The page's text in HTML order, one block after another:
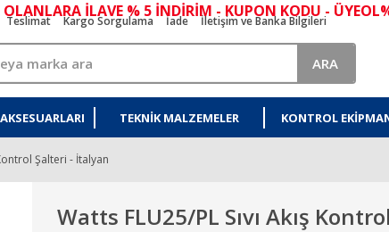
Teslimat Kargo Sorgulama İade İletişim ve Banka Bilgileri
ARA
TEKNIK MALZEMELER KONTROL
Şalteri - İtalyan
Watts FLU25/PL Sıvı Akış
OLANLARA İLAVE % 5 İNDİRİM - KUPON KODU -